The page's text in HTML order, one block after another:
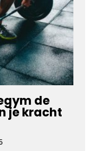
de
je kracht